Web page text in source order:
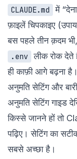
CLAUDE.md में
फ़ाइलें चिपकाइए
बस पहले तीन क़दम
.env लीक रोक देते
ही काफ़ी आगे बढ़ना है।
अनुमति सेटिंग और
अनुमति सेटिंग गाइड
किस्से जानने हों तो
पढ़िए। सेटिंग का
सबसे अच्छा है।